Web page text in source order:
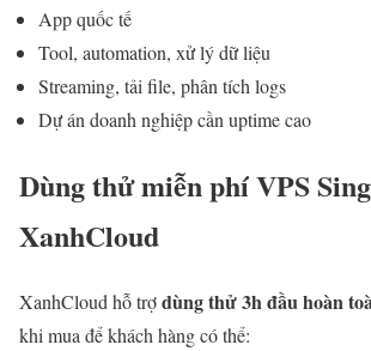
App quốc tế
Tool, automation, xử lý dữ liệu
Streaming, tải file, phân tích logs
Dự án doanh nghiệp cần uptime cao
Dùng thử miễn phí VPS
XanhCloud
XanhCloud hỗ trợdùng thử 3h đầu hoàn
khi mua để khách hàng có thể: